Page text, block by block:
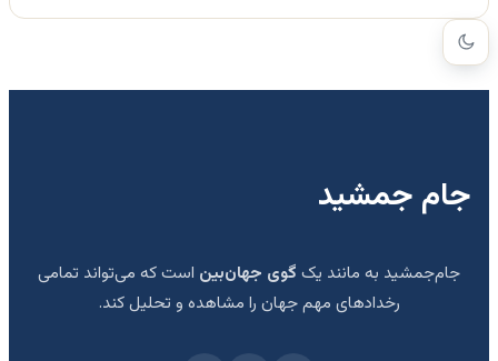
جام جمشید
جام‌جمشید به مانند یک گوی جهان‌بین است که می‌تواند تمامی
رخدادهای مهم جهان را مشاهده و تحلیل کند.